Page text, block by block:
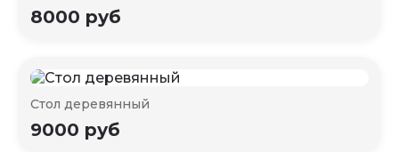
8000 руб
Стол деревянный
9000 руб